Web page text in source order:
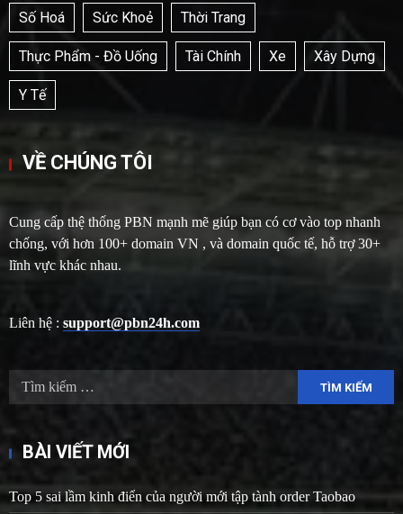
Số Hoá Sức Khoẻ Thời Trang
Thực Phẩm - Đồ Uống Tài Chính Xe Xây Dựng
Y Tế
VỀ CHÚNG TÔI
Cung cấp thệ thống PBN mạnh mẽ giúp bạn có cơ vào top nhanh
chống, với hơn 100+ domain VN , và domain quốc tế, hỗ trợ 30+
lĩnh vực khác nhau.
Liên hệ : support@pbn24h.com
Tìm
kiếm
BÀI VIẾT MỚI
Top 5 sai lầm kinh điển của người mới tập tành order Taobao